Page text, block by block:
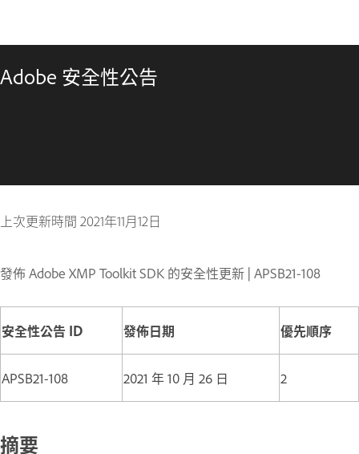
Adobe 安全性公告
上次更新時間 2021年11月12日
發佈 Adobe XMP Toolkit SDK 的安全性更新 | APSB21-108
安全性公告 ID 發佈日期 優先順序
APSB21-108 2021 年 10 月 26 日 2
摘要